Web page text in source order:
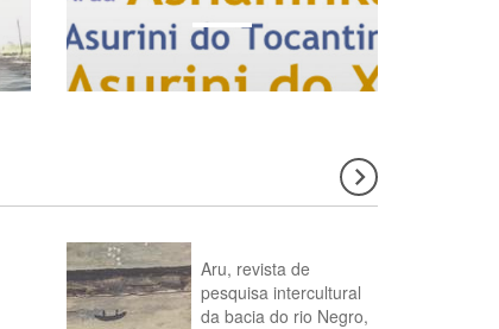
Aru, revista de
pesquisa intercultural
da bacia do rio Negro,